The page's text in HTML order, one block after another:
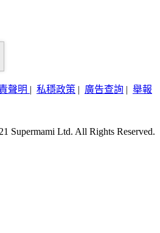
聲明 | 私穩政策 | 廣告查詢 | 舉報
Supermami Ltd. All Rights Reserved.